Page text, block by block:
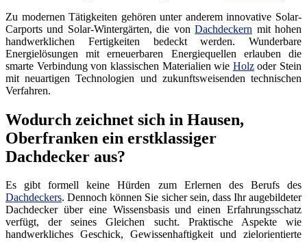
Zu modernen Tätigkeiten gehören unter anderem innovative Solar-
Carports und Solar-Wintergärten, die vonDachdeckern mit hohen
handwerklichen Fertigkeiten bedeckt werden. Wunderbare
Energielösungen mit erneuerbaren Energiequellen erlauben die
smarte Verbindung von klassischen Materialien wie Holzoder Stein
mit neuartigen Technologien und zukunftsweisenden technischen
Verfahren.
Wodurch zeichnet sich in Hausen,
Oberfranken ein erstklassiger
Dachdecker aus?
Es gibt formell keine Hürden zum Erlernen des Berufs des
Dachdeckers. Dennoch können Sie sicher sein, dass Ihr augebildeter
Dachdecker über eine Wissensbasis und einen Erfahrungsschatz
verfügt, der seines Gleichen sucht. Praktische Aspekte wie
handwerkliches Geschick, Gewissenhaftigkeit und zielorientierte